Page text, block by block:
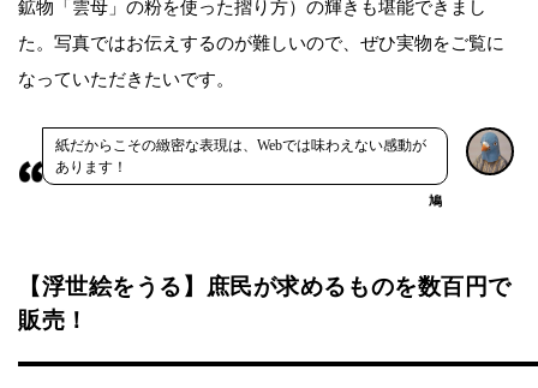
鉱物「雲母」の粉を使った摺り方）の輝きも堪能できまし
た。写真ではお伝えするのが難しいので、ぜひ実物をご覧に
なっていただきたいです。
紙だからこその緻密な表現は、Webでは味わえない感動が
あります！
鳩
【浮世絵をうる】庶民が求めるものを数百円で
販売！